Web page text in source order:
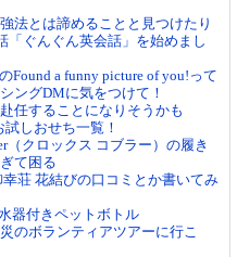
法とは諦めることと見つけたり
「ぐんぐん英会話」を始めまし
Found a funny picture of you!って
ングDMに気をつけて！
任することになりそうかも
試しおせち一覧！
（クロックス コブラー）の履き
て困る
荘 花結びの口コミとか書いてみ
器付きペットボトル
のボランティアツアーに行こ